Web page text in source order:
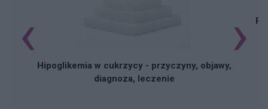
Hipoglikemia w cukrzycy - przyczyny, objawy,
diagnoza, leczenie
‹ ›